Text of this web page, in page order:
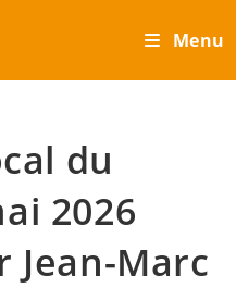
Menu
du
2026
Jean-Marc